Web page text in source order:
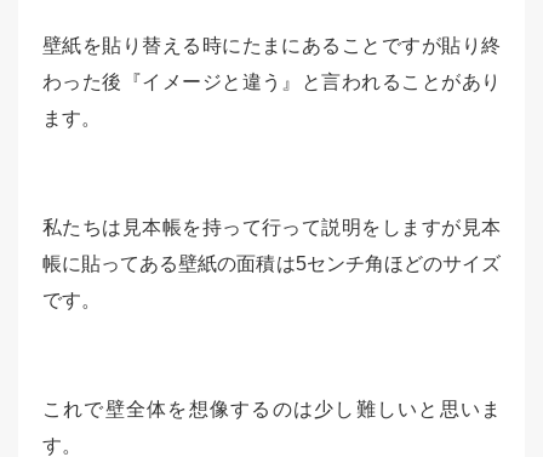
壁紙を貼り替える時にたまにあることですが貼り終
わった後『イメージと違う』と言われることがあり
ます。
私たちは見本帳を持って行って説明をしますが見本
帳に貼ってある壁紙の面積は5センチ角ほどのサイズ
です。
これで壁全体を想像するのは少し難しいと思いま
す。